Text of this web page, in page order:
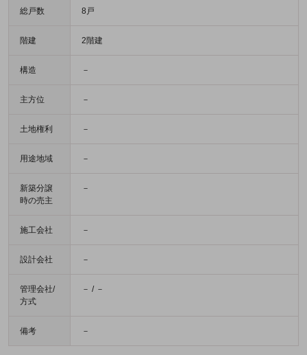
総戸数 8戸
階建 2階建
構造 －
主方位 －
土地権利 －
用途地域 －
新築分譲
時の売主
－
施工会社 －
設計会社 －
管理会社/
方式
－ / －
備考 －